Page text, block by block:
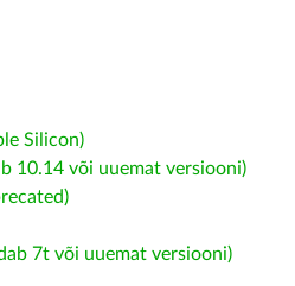
Silicon)
10.14 või uuemat versiooni)
7t või uuemat versiooni)